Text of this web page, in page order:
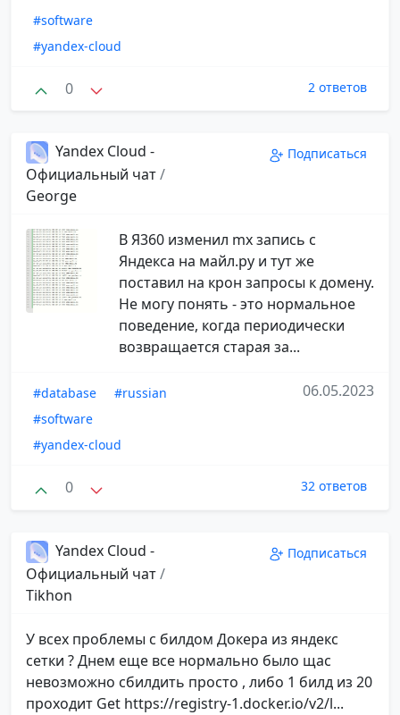
#software
#yandex-cloud
0 2 ответов
Yandex Cloud -
Официальный чат/
George
Подписаться
В Я360 изменил mx запись с
Яндекса на майл.ру и тут же
поставил на крон запросы к домену.
Не могу понять - это нормальное
поведение, когда периодически
возвращается старая за...
#database
#russian
#software
#yandex-cloud
06.05.2023
0 32 ответов
Yandex Cloud -
Официальный чат/
Tikhon
Подписаться
У всех проблемы с билдом Докера из яндекс
сетки ? Днем еще все нормально было щас
невозможно сбилдить просто , либо 1 билд из 20
проходит Get https://registry-1.docker.io/v2/l...